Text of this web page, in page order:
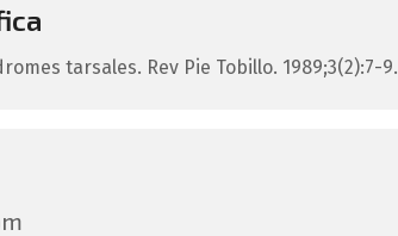
tarsales. Rev Pie Tobillo. 1989;3(2):7-9.